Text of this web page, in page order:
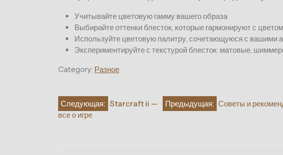
Учитывайте цветовую гамму вашего образа
Выбирайте оттенки блесток, которые гармонируют с
Используйте цветовую палитру, сочетающуюся с вашими
Экспериментируйте с текстурой блесток: матовые,
Category: Разное
Навигация
Предыдущая: Советы и
Следующая: Starcraft ii —
все о игре